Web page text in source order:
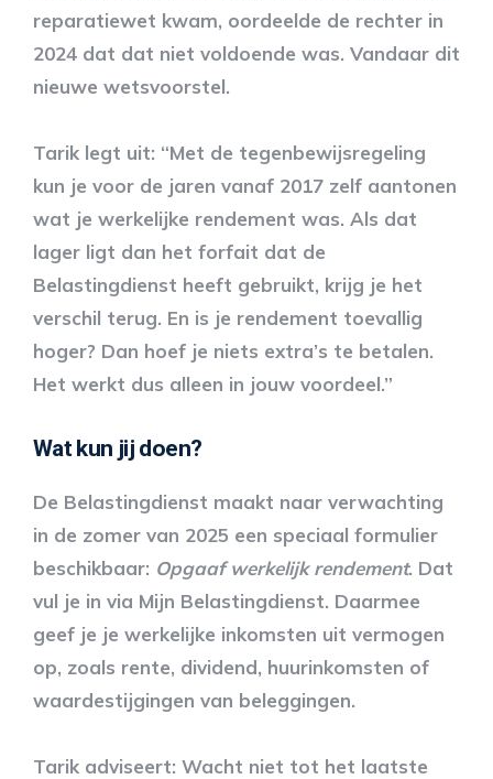
reparatiewet kwam, oordeelde de rechter in
2024 dat dat niet voldoende was. Vandaar dit
nieuwe wetsvoorstel.
Tarik legt uit: “Met de tegenbewijsregeling
kun je voor de jaren vanaf 2017 zelf aantonen
wat je werkelijke rendement was. Als dat
lager ligt dan het forfait dat de
Belastingdienst heeft gebruikt, krijg je het
verschil terug. En is je rendement toevallig
hoger? Dan hoef je niets extra’s te betalen.
Het werkt dus alleen in jouw voordeel.”
Wat kun jij doen?
De Belastingdienst maakt naar verwachting
in de zomer van 2025 een speciaal formulier
beschikbaar: Opgaaf werkelijk rendement. Dat
vul je in via Mijn Belastingdienst. Daarmee
geef je je werkelijke inkomsten uit vermogen
op, zoals rente, dividend, huurinkomsten of
waardestijgingen van beleggingen.
Tarik adviseert: Wacht niet tot het laatste